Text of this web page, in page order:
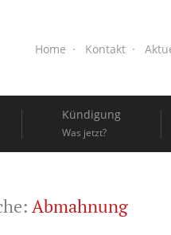
Home Kontakt
Kündigung
Was jetzt?
Abmahnung